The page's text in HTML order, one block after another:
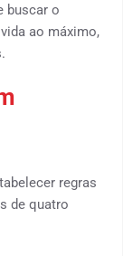
buscar o
ao máximo,
regras
de quatro